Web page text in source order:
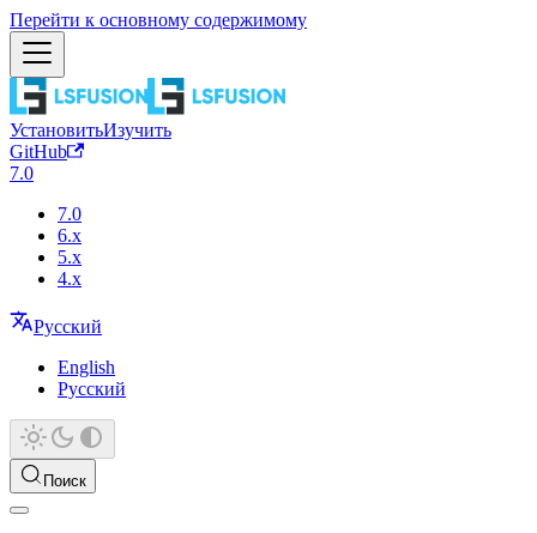
Перейти к основному содержимому
УстановитьИзучить
GitHub
7.0
7.0
6.x
5.x
4.x
Русский
English
Русский
Поиск